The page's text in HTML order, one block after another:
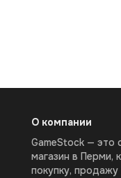
О компании
GameStock — это
магазин в Перми,
покупку,